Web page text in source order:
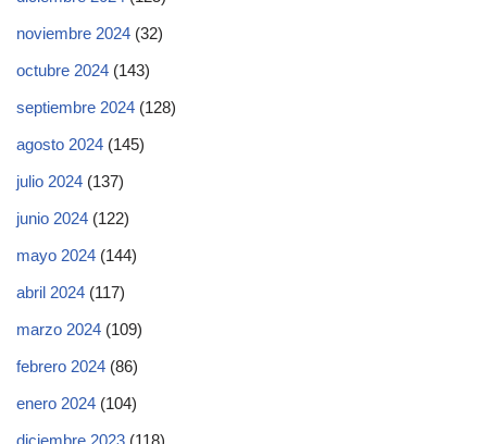
noviembre 2024 (32)
octubre 2024 (143)
septiembre 2024 (128)
agosto 2024 (145)
julio 2024 (137)
junio 2024 (122)
mayo 2024 (144)
abril 2024 (117)
marzo 2024 (109)
febrero 2024 (86)
enero 2024 (104)